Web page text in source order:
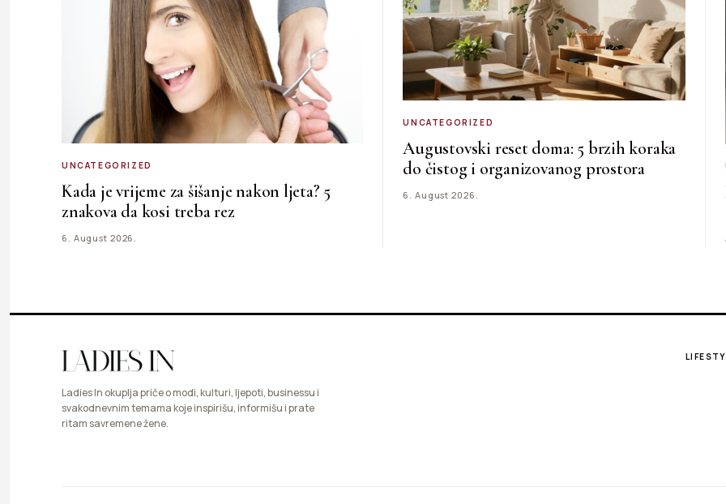
UNCATEGORIZED
Kada je vrijeme za šišanje nakon ljeta? 5
znakova da kosi treba rez
6. August 2026.
UNCATEGORIZED
Augustovski reset doma: 5 brzih koraka
do čistog i organizovanog prostora
6. August 2026.
Ladies In okuplja priče o modi, kulturi, ljepoti, businessu i
svakodnevnim temama koje inspirišu, informišu i prate
ritam savremene žene.